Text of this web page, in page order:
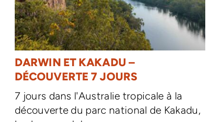
DARWIN ET KAKADU –
DÉCOUVERTE 7 JOURS
7 jours dans l'Australie tropicale à la
découverte du parc national de Kakadu,